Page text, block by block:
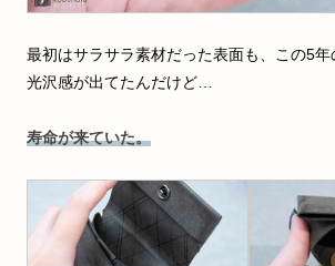
最初はサラサラ素材だった表面も、この5年
光沢感が出てたんだけど…
寿命が来ていた。